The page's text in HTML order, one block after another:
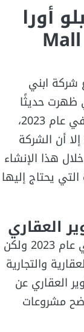
أورا
شركة ابني
ظهرت حديثًا
في السوق، وذلك ينسب إلى انطلاقها في عام 2023،
أن الشركة
هذا الإنشاء
يحتاج إليها
العقاري
تم إنشاء شركة ابني للتطوير العقاري في عام 2023 ولكن
والتجارية
العقاري عن
مشروعات